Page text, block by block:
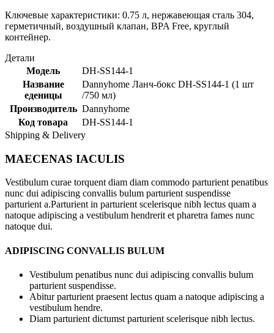
Ключевые характеристики: 0.75 л, нержавеющая сталь 304,
герметичный, воздушный клапан, BPA Free, круглый
контейнер.
Детали
Модель
DH-SS144-1
Название
еденицы
Dannyhome Ланч-бокс DH-SS144-1 (1 шт
/750 мл)
Производитель Dannyhome
Код товара
DH-SS144-1
Shipping & Delivery
MAECENAS IACULIS
Vestibulum curae torquent diam diam commodo parturient penatibus
nunc dui adipiscing convallis bulum parturient suspendisse
parturient a.Parturient in parturient scelerisque nibh lectus quam a
natoque adipiscing a vestibulum hendrerit et pharetra fames nunc
natoque dui.
ADIPISCING CONVALLIS BULUM
Vestibulum penatibus nunc dui adipiscing convallis bulum
parturient suspendisse.
Abitur parturient praesent lectus quam a natoque adipiscing a
vestibulum hendre.
Diam parturient dictumst parturient scelerisque nibh lectus.